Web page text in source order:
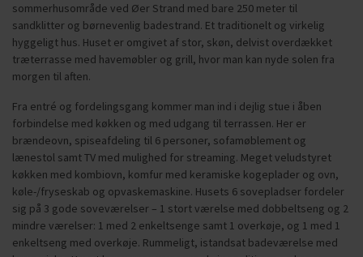
sommerhusområde ved Øer Strand med bare 250 meter til
sandklitter og børnevenlig badestrand. Et traditionelt og virkelig
hyggeligt hus. Huset er omgivet af stor, skøn, delvist overdækket
træterrasse med havemøbler og grill, hvor man kan nyde solen fra
morgen til aften.
Fra entré og fordelingsgang kommer man ind i dejlig stue i åben
forbindelse med køkken og med udgang til terrassen. Her er
brændeovn, spiseafdeling til 6 personer, sofamøblement og
lænestol samt TV med mulighed for streaming. Meget veludstyret
køkken med kombiovn, komfur med keramiske kogeplader og ovn,
køle-/fryseskab og opvaskemaskine. Husets 6 sovepladser fordeler
sig på 3 gode soveværelser – 1 stort værelse med dobbeltseng og 2
mindre værelser: 1 med 2 enkeltsenge samt 1 overkøje, og 1 med 1
enkeltseng med overkøje. Rummeligt, istandsat badeværelse med